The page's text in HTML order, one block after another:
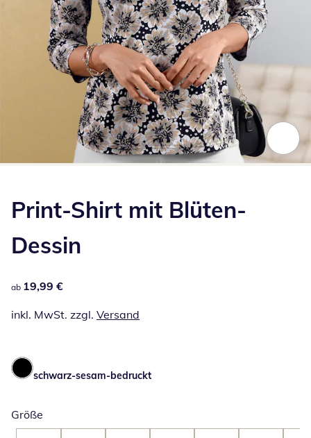
Print-Shirt mit Blüten-
Dessin
19,99 €
ab 19,99 €
inkl. MwSt. zzgl. Versand
schwarz-sesam-bedruckt
Größe